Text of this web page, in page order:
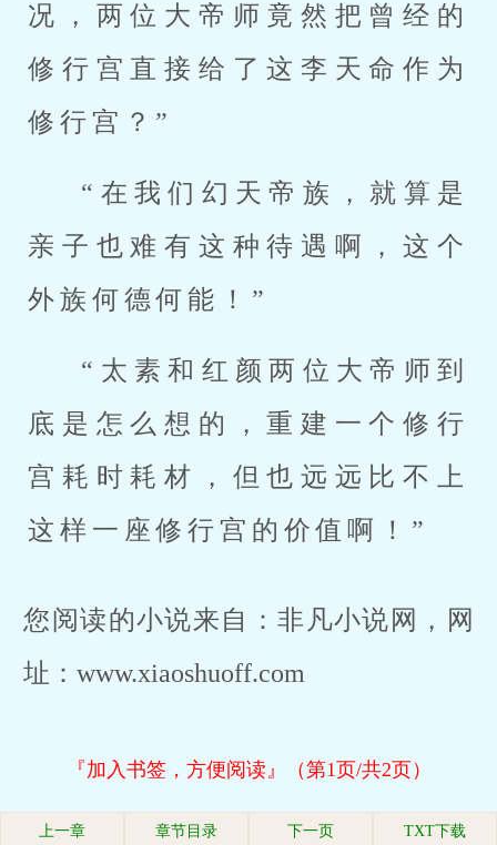
况，两位大帝师竟然把曾经的
修行宫直接给了这李天命作为
修行宫？”
“在我们幻天帝族，就算是
亲子也难有这种待遇啊，这个
外族何德何能！”
“太素和红颜两位大帝师到
底是怎么想的，重建一个修行
宫耗时耗材，但也远远比不上
这样一座修行宫的价值啊！”
您阅读的小说来自：非凡小说网，网
址：www.xiaoshuoff.com
『加入书签，方便阅读』（第1页/共2页）
上一章 章节目录 下一页 TXT下载